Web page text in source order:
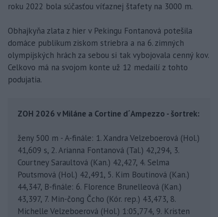
roku 2022 bola súčasťou víťaznej štafety na 3000 m.
Obhajkyňa zlata z hier v Pekingu Fontanová potešila
domáce publikum ziskom striebra a na 6. zimných
olympijských hrách za sebou si tak vybojovala cenný kov.
Celkovo má na svojom konte už 12 medailí z tohto
podujatia.
ZOH 2026 v Miláne a Cortine d´Ampezzo - šortrek:
ženy 500 m - A-finále: 1. Xandra Velzeboerová (Hol.)
41,609 s, 2. Arianna Fontanová (Tal.) 42,294, 3.
Courtney Saraultová (Kan.) 42,427, 4. Selma
Poutsmová (Hol.) 42,491, 5. Kim Boutinová (Kan.)
44,347, B-finále: 6. Florence Brunelleová (Kan.)
43,397, 7. Min-čong Čcho (Kór. rep.) 43,473, 8.
Michelle Velzeboerová (Hol.) 1:05,774, 9. Kristen